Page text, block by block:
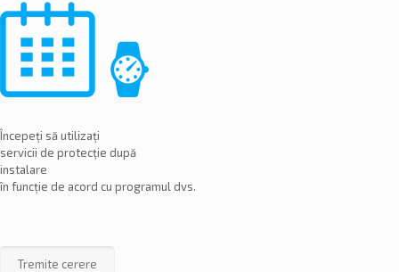
Începeți să utilizați
servicii de protecție după
instalare
în funcție de acord cu programul dvs.
Tremite cerere